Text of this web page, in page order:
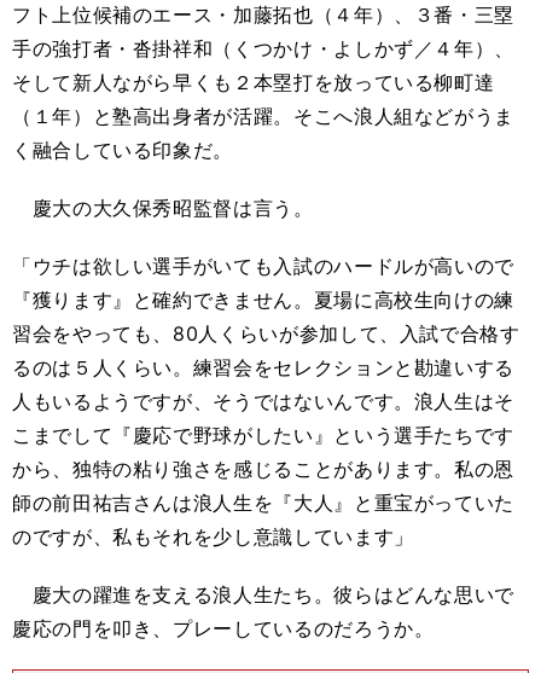
フト上位候補のエース・加藤拓也（４年）、３番・三塁
手の強打者・沓掛祥和（くつかけ・よしかず／４年）、
そして新人ながら早くも２本塁打を放っている柳町達
（１年）と塾高出身者が活躍。そこへ浪人組などがうま
く融合している印象だ。
慶大の大久保秀昭監督は言う。
「ウチは欲しい選手がいても入試のハードルが高いので
『獲ります』と確約できません。夏場に高校生向けの練
習会をやっても、80人くらいが参加して、入試で合格す
るのは５人くらい。練習会をセレクションと勘違いする
人もいるようですが、そうではないんです。浪人生はそ
こまでして『慶応で野球がしたい』という選手たちです
から、独特の粘り強さを感じることがあります。私の恩
師の前田祐吉さんは浪人生を『大人』と重宝がっていた
のですが、私もそれを少し意識しています」
慶大の躍進を支える浪人生たち。彼らはどんな思いで
慶応の門を叩き、プレーしているのだろうか。